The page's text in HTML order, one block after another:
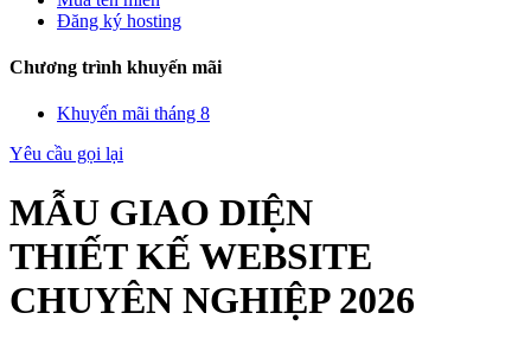
Đăng ký hosting
Chương trình khuyến mãi
Khuyến mãi tháng 8
Yêu cầu gọi lại
MẪU GIAO DIỆN
THIẾT KẾ WEBSITE
CHUYÊN NGHIỆP 2026